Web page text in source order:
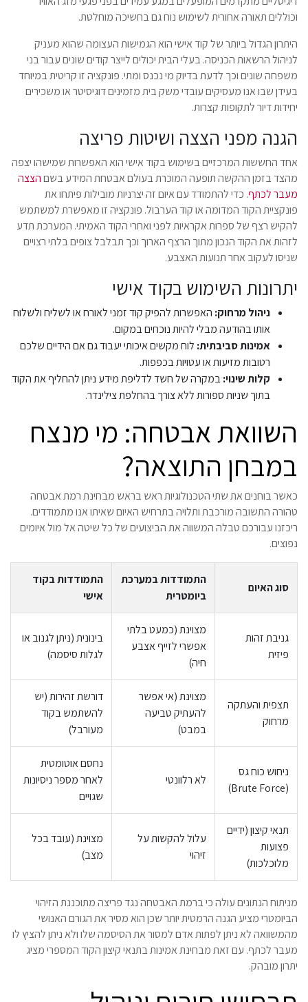
וכוללים תאורה אחורית לשימוש נוח גם בחשיכה מוחלטת.
היתרון הגדול ביותר של קוד אישי הוא הגמישות העצומה שהוא מעניק
לניהול הרשאות הכניסה. בעלי הבית יכולים לייצר קודים שונים עבור בני
משפחה שונים וכך לדעת בדיוק מי נכנס ומתי. פונקציה זו קריטית במיוחד
בעידן שבו אנו מעסיקים עובדי משק בית מזמינים דוגיסיטר או משכירים
יחידות דיור לתקופות קצרות.
הגנה מפני הצצה ושיטות פריצה
אחד החששות המרכזיים בשימוש בקוד אישי הוא האפשרות שמישהו יצפה
מהצד בזמן ההקשה תופעה המוכרת בעולם אבטחת המידע בשםהצצה
מעבר לכתף. כדי להתמודד עם איום זה יצרניות מובילות פיתחו את
פונקציית הקוד המדומה או קוד הערבול. פונקציה זו מאפשרת למשתמש
להקיש רצף של ספרות אקראיות לפני ואחרי הקוד האמיתי. המערכת תדע
לזהות את הקוד הנכון מתוך הרצף הארוך וכך תבלבל צופים בלתי רצויים
שניסו לעקוב אחר תנועות האצבע.
יתרונות השימוש בקוד אישי
ניהול מרחוק: האפשרות להפיק קוד זמני לאורח או לשליח ולשלוח
אותו בהודעה מבלי להיות נוכחים במקום.
אמינות סביבתית: לוח מקשים איכותי יעבוד גם אם הידיים שלכם
רטובות מזיעות או עטויות בכפפות.
קלות שינוי:במקרה של חשד לדליפת מידע ניתן להחליף את הקוד
בתוך שניות ספורות ללא צורך בהחלפת צילינדר.
השוואת אבטחה: מי מנצח
במבחן התוצאה?
כאשר בוחנים את שתי הטכנולוגיות ראש בראש מבחינת רמת אבטחה
טהורה התשובה מורכבת ותלויה בתרחיש האיום שאיתו אנו מתמודדים.
ריכזנו עבורכם טבלה המשווה את הביצועים של כל שיטה אל מול איומים
נפוצים.
סוג האיום
התמודדות במערכת
ביומטרית
התמודדות בקוד
אישי
גניבת זהות
פיזית
מצוינת (כמעט בלתי
אפשרי לזייף אצבע
חיה)
בינונית (ניתן לגנוב או
לגלות סיסמה)
תצפית והעתקה
מרחוק
מצוינת (אי אפשר
להעתיק טביעה
במבט)
דורשת זהירות (יש
להשתמש בקוד
מעורבל)
ניחוש כוח גס
(Brute Force)
לא רלוונטי
נחסם אוטומטית
לאחר מספר ניסיונות
שגויים
תנאי קיצון (ידיים
פצועות
מלוכלכות)
עלול להקשות על
זיהוי
מצוינת (עובד בכל
מצב)
מניתוח הנתונים עולה כי ברמת האבטחה נגד פריצה מתוכננת הזיהוי
הביומטרי מציע הגנה הרמטית יותר שכן הוא מסיר את הגורם האנושי
מהמשוואה לא ניתן לפתות אדם למסור את הסיסמה שלו ולא ניתן להציץ לו
מעבר לכתף. עם זאת מבחינת אמינות בתנאי קיצון הקוד המספרי מציג
יתרון מובהק.